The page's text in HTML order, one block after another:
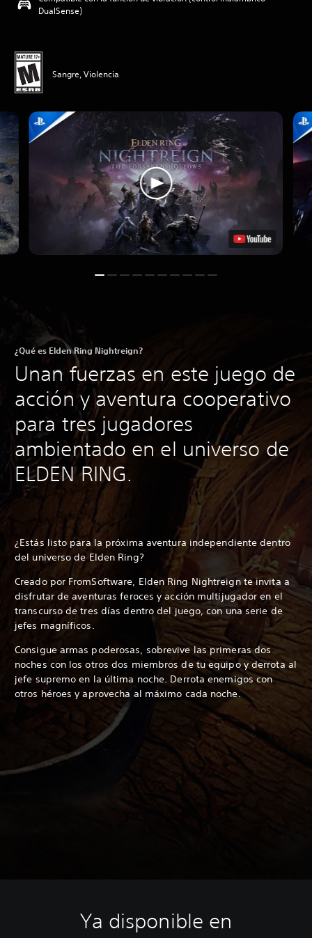
DualSense)
Sangre, Violencia
¿Qué es Elden Ring Nightreign?
Unan fuerzas en este juego de
acción y aventura cooperativo
para tres jugadores
ambientado en el universo de
ELDEN RING.
¿Estás listo para la próxima aventura independiente dentro
del universo de Elden Ring?
Creado por FromSoftware, Elden Ring Nightreign te invita a
disfrutar de aventuras feroces y acción multijugador en el
transcurso de tres días dentro del juego, con una serie de
jefes magníficos.
Consigue armas poderosas, sobrevive las primeras dos
noches con los otros dos miembros de tu equipo y derrota al
jefe supremo en la última noche. Derrota enemigos con
otros héroes y aprovecha al máximo cada noche.
Ya disponible en